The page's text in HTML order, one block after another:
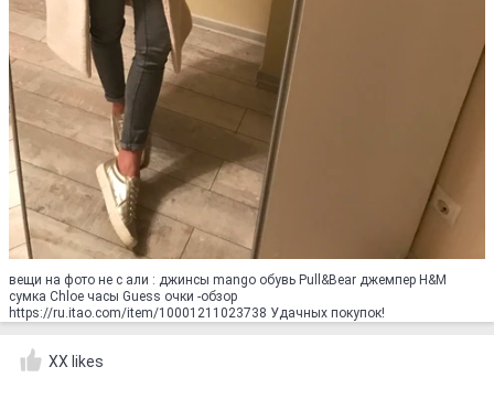
вещи на фото не с али : джинсы mango обувь Pull&Bear джемпер H&M
сумка Chloe часы Guess очки -обзор
https://ru.itao.com/item/10001211023738 Удачных покупок!
XX likes